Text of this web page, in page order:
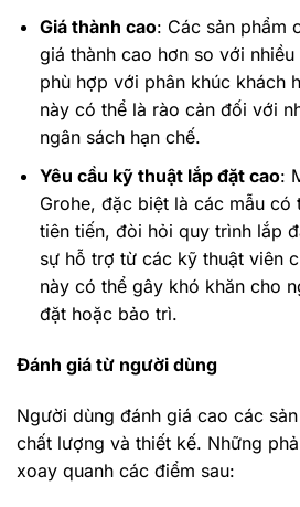
Giá thành cao: Các sản phẩm
giá thành cao hơn so với
phù hợp với phân khúc khách
này có thể là rào cản đối với
ngân sách hạn chế.
Yêu cầu kỹ thuật lắp đặt cao:
Grohe, đặc biệt là các mẫu có
tiên tiến, đòi hỏi quy trình lắp
sự hỗ trợ từ các kỹ thuật viên
này có thể gây khó khăn cho
đặt hoặc bảo trì.
Đánh giá từ người dùng
Người dùng đánh giá cao các
chất lượng và thiết kế. Những
xoay quanh các điểm sau: